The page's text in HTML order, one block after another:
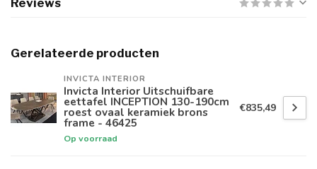
Reviews
Gerelateerde producten
INVICTA INTERIOR
Invicta Interior Uitschuifbare
eettafel INCEPTION 130-190cm
roest ovaal keramiek brons
frame - 46425
Op voorraad
€835,49